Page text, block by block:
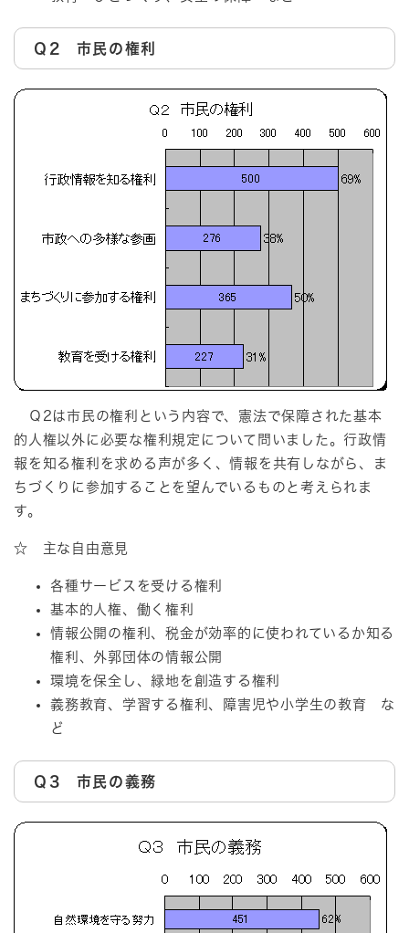
Ｑ2 市民の権利
Ｑ2は市民の権利という内容で、憲法で保障された基本
的人権以外に必要な権利規定について問いました。行政情
報を知る権利を求める声が多く、情報を共有しながら、ま
ちづくりに参加することを望んでいるものと考えられま
す。
☆ 主な自由意見
各種サービスを受ける権利
基本的人権、働く権利
情報公開の権利、税金が効率的に使われているか知る
権利、外郭団体の情報公開
環境を保全し、緑地を創造する権利
義務教育、学習する権利、障害児や小学生の教育 な
ど
Ｑ3 市民の義務